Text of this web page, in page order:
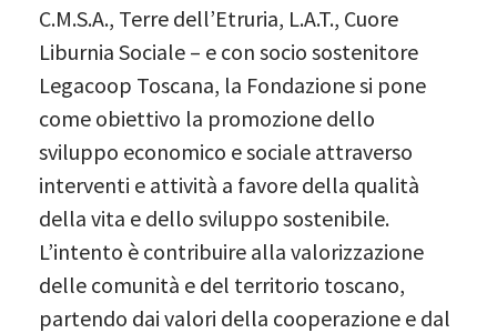
C.M.S.A., Terre dell’Etruria, L.A.T., Cuore
Liburnia Sociale – e con socio sostenitore
Legacoop Toscana, la Fondazione si pone
come obiettivo la promozione dello
sviluppo economico e sociale attraverso
interventi e attività a favore della qualità
della vita e dello sviluppo sostenibile.
L’intento è contribuire alla valorizzazione
delle comunità e del territorio toscano,
partendo dai valori della cooperazione e dal